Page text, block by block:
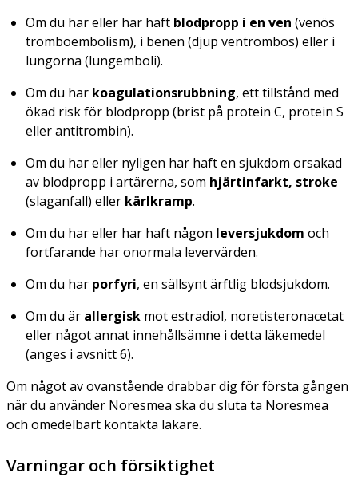
Om du har eller har haft blodpropp i en ven (venös
tromboembolism), i benen (djup ventrombos) eller i
lungorna (lungemboli).
Om du har koagulationsrubbning, ett tillstånd med
ökad risk för blodpropp (brist på protein C, protein S
eller antitrombin).
Om du har eller nyligen har haft en sjukdom orsakad
av blodpropp i artärerna, som hjärtinfarkt, stroke
(slaganfall) eller kärlkramp.
Om du har eller har haft någon leversjukdom och
fortfarande har onormala levervärden.
Om du har porfyri, en sällsynt ärftlig blodsjukdom.
Om du är allergisk mot estradiol, noretisteronacetat
eller något annat innehållsämne i detta läkemedel
(anges i avsnitt 6).
Om något av ovanstående drabbar dig för första gången
när du använder Noresmea ska du sluta ta Noresmea
och omedelbart kontakta läkare.
Varningar och försiktighet